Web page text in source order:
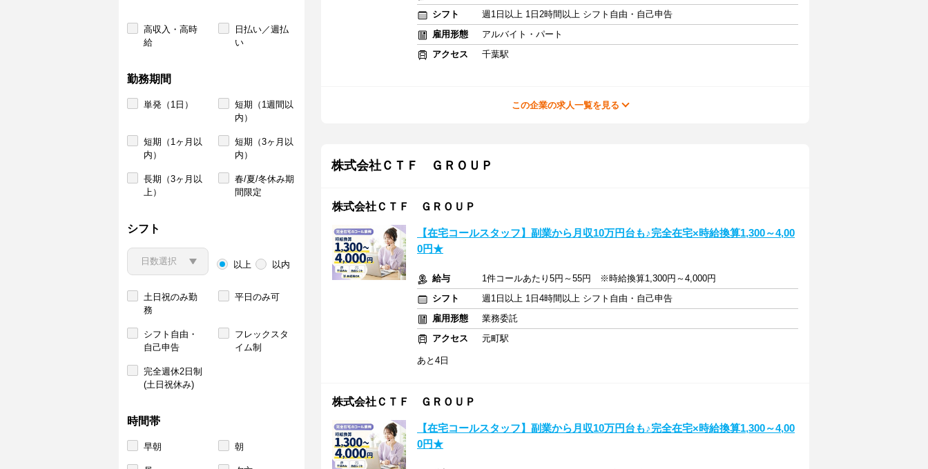
高収入・高時
給
日払い／週払
い
勤務期間
単発（1日）
短期（1週間以
内）
短期（1ヶ月以
内）
短期（3ヶ月以
内）
長期（3ヶ月以
上）
春/夏/冬休み期
間限定
シフト
以上 以内
土日祝のみ勤
務
平日のみ可
シフト自由・
自己申告
フレックスタ
イム制
完全週休2日制
(土日祝休み)
時間帯
早朝 朝
シフト
週1日以上 1日2時間以上 シフト自由・自己申告
雇用形態
アルバイト・パート
アクセス
千葉駅
この企業の求人一覧を見る
株式会社ＣＴＦ ＧＲＯＵＰ
株式会社ＣＴＦ ＧＲＯＵＰ
【在宅コールスタッフ】副業から月収10万円台も♪完全在宅×時給換算1,300～4,00
0円★
給与
1件コールあたり5円～55円 ※時給換算1,300円～4,000円
シフト
週1日以上 1日4時間以上 シフト自由・自己申告
雇用形態
業務委託
アクセス
元町駅
あと4日
株式会社ＣＴＦ ＧＲＯＵＰ
【在宅コールスタッフ】副業から月収10万円台も♪完全在宅×時給換算1,300～4,00
0円★